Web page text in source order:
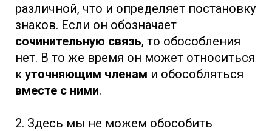
различной, что и определяет постановку
знаков. Если он обозначает
сочинительную связь, то обособления
нет. В то же время он может относиться
к уточняющим членам и обособляться
вместе с ними.
2. Здесь мы не можем обособить